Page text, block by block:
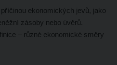
ekonomických jevů, jako
zásoby nebo úvěrů.
– různé ekonomické směry